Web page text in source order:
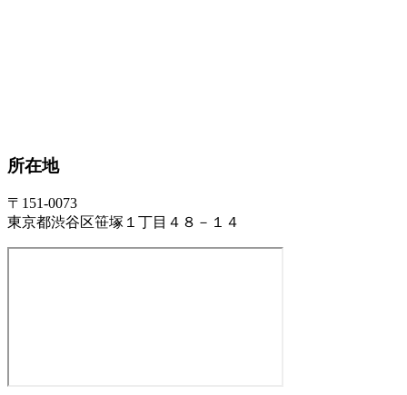
所在地
〒151-0073
東京都渋谷区笹塚１丁目４８－１４